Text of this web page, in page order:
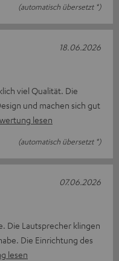
(automatisch übersetzt *)
viel Qualität. Die
und machen sich gut
lesen
(automatisch übersetzt *)
18.06.2026
Die Lautsprecher klingen
Die Einrichtung des
lesen
07.06.2026